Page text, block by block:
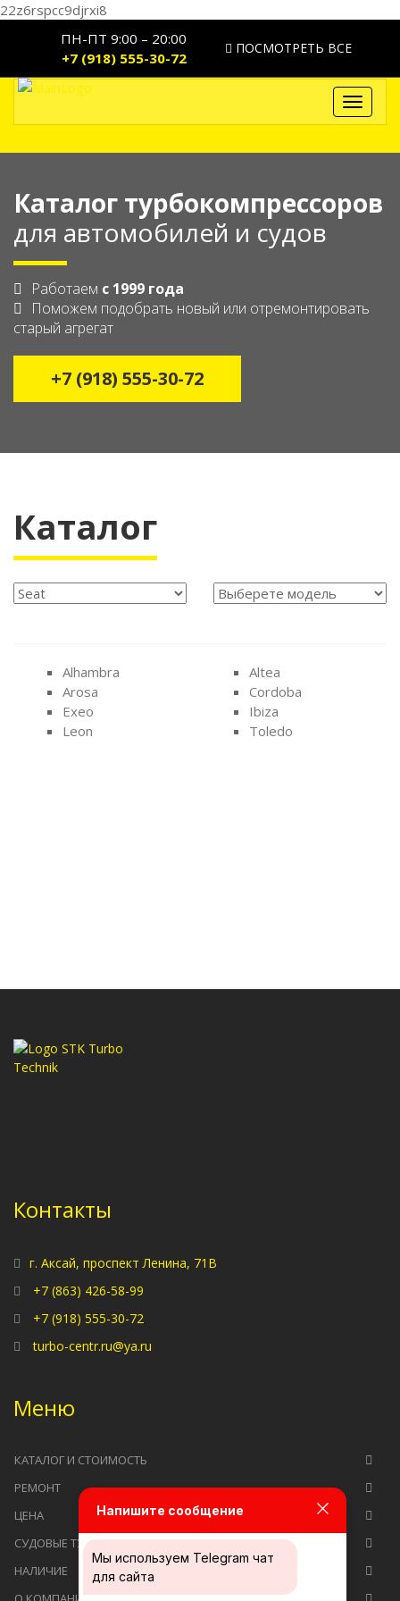
22z6rspcc9djrxi8
ПН-ПТ 9:00 – 20:00
+7 (918) 555-30-72
ПОСМОТРЕТЬ ВСЕ
Toggle
Каталог турбокомпрессоров
для автомобилей и судов
Работаем с 1999 года
Поможем подобрать новый или отремонтировать
старый агрегат
+7 (918) 555-30-72
Каталог
Alhambra
Altea
Arosa
Cordoba
Exeo
Ibiza
Leon
Toledo
Контакты
г. Аксай, проспект Ленина, 71В
+7 (863) 426-58-99
+7 (918) 555-30-72
turbo-centr.ru@ya.ru
Меню
КАТАЛОГ И СТОИМОСТЬ
РЕМОНТ
ЦЕНА
СУДОВЫЕ ТУРБОКОМПРЕССОРЫ
НАЛИЧИЕ
Напишите сообщение
Мы используем Telegram чат
для сайта